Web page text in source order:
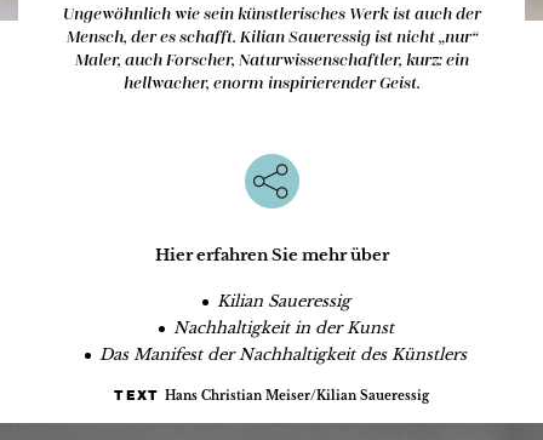
Ungewöhnlich wie sein künstlerisches Werk ist auch der
Mensch, der es schafft. Kilian Saueressig ist nicht „nur“
Maler, auch Forscher, Naturwissenschaftler, kurz: ein
hellwacher, enorm inspirierender Geist.
Hier erfahren Sie mehr über
Kilian Saueressig
Nachhaltigkeit in der Kunst
Das Manifest der Nachhaltigkeit des Künstlers
TEXT Hans Christian Meiser/Kilian Saueressig